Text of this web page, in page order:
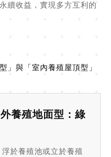
續收益，實現多方互利的
」與「室內養殖屋頂型」
養殖地面型：綠
於養殖池或立於養殖